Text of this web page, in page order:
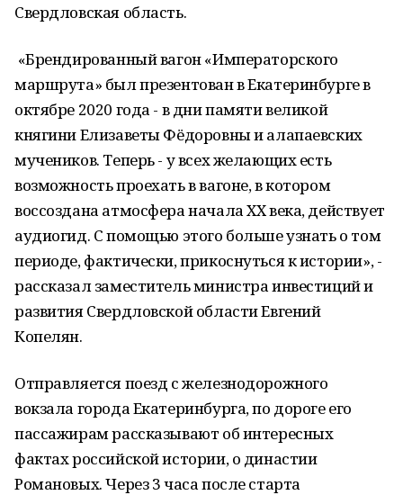
Свердловская область.
«Брендированный вагон «Императорского
маршрута» был презентован в Екатеринбурге в
октябре 2020 года - в дни памяти великой
княгини Елизаветы Фёдоровны и алапаевских
мучеников. Теперь - у всех желающих есть
возможность проехать в вагоне, в котором
воссоздана атмосфера начала XX века, действует
аудиогид. С помощью этого больше узнать о том
периоде, фактически, прикоснуться к истории», -
рассказал заместитель министра инвестиций и
развития Свердловской области Евгений
Копелян.
Отправляется поезд с железнодорожного
вокзала города Екатеринбурга, по дороге его
пассажирам рассказывают об интересных
фактах российской истории, о династии
Романовых. Через 3 часа после старта